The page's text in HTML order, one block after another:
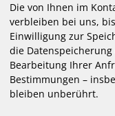
Die von Ihnen im
verbleiben bei uns,
Einwilligung zur
die
Bearbeitung Ihrer
Bestimmungen –
bleiben unberührt.